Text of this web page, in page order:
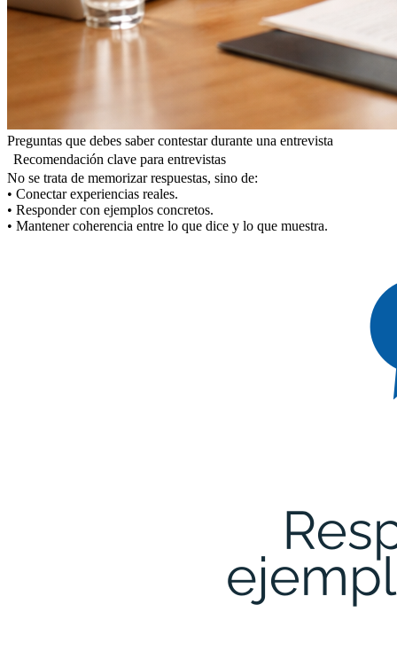
Preguntas que debes saber contestar durante una entrevista
Recomendación clave para entrevistas
No se trata de memorizar respuestas, sino de:
• Conectar experiencias reales.
• Responder con ejemplos concretos.
• Mantener coherencia entre lo que dice y lo que muestra.